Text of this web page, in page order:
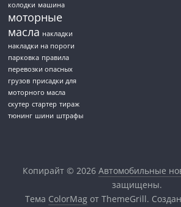
колодки машина
моторные
масла накладки
накладки на пороги
парковка правила
перевозки опасных
грузов присадки для
моторного масла
скутер стартер тираж
тюнинг шини штрафы
Копирайт © 2026Автомобильные
защищены.
Тема ColorMag от ThemeGrill.